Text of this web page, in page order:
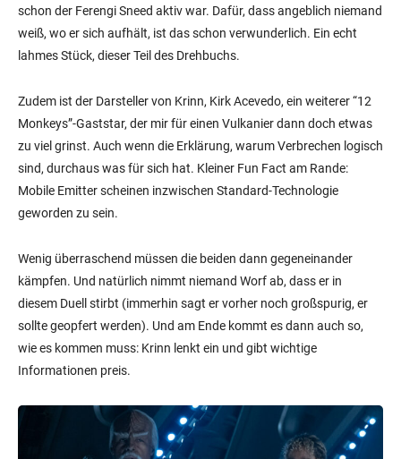
schon der Ferengi Sneed aktiv war. Dafür, dass angeblich niemand
weiß, wo er sich aufhält, ist das schon verwunderlich. Ein echt
lahmes Stück, dieser Teil des Drehbuchs.
Zudem ist der Darsteller von Krinn, Kirk Acevedo, ein weiterer “12
Monkeys”-Gaststar, der mir für einen Vulkanier dann doch etwas
zu viel grinst. Auch wenn die Erklärung, warum Verbrechen logisch
sind, durchaus was für sich hat. Kleiner Fun Fact am Rande:
Mobile Emitter scheinen inzwischen Standard-Technologie
geworden zu sein.
Wenig überraschend müssen die beiden dann gegeneinander
kämpfen. Und natürlich nimmt niemand Worf ab, dass er in
diesem Duell stirbt (immerhin sagt er vorher noch großspurig, er
sollte geopfert werden). Und am Ende kommt es dann auch so,
wie es kommen muss: Krinn lenkt ein und gibt wichtige
Informationen preis.